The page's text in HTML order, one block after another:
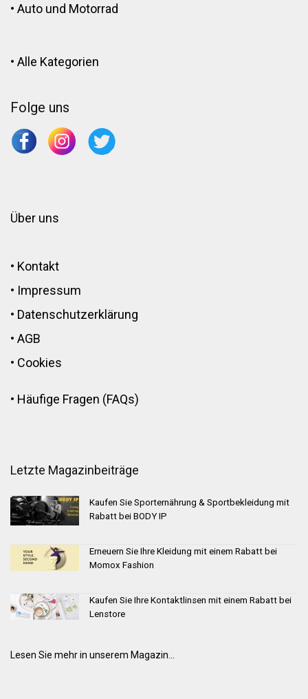
• Auto und Motorrad
• Alle Kategorien
Folge uns
Über uns
• Kontakt
• Impressum
• Datenschutzerklärung
• AGB
• Cookies
• Häufige Fragen (FAQs)
Letzte Magazinbeiträge
Kaufen Sie Sporternährung & Sportbekleidung mit
Rabatt bei BODY IP
Erneuern Sie Ihre Kleidung mit einem Rabatt bei
Momox Fashion
Kaufen Sie Ihre Kontaktlinsen mit einem Rabatt bei
Lenstore
Lesen Sie mehr in unserem Magazin...